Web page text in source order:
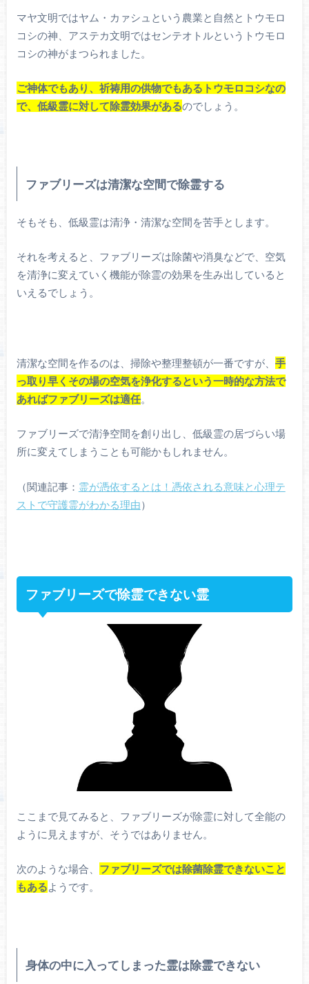
マヤ文明ではヤム・カァシュという農業と自然とトウモロ
コシの神、アステカ文明ではセンテオトルというトウモロ
コシの神がまつられました。
ご神体でもあり、祈祷用の供物でもあるトウモロコシなの
で、低級霊に対して除霊効果があるのでしょう。
ファブリーズは清潔な空間で除霊する
そもそも、低級霊は清浄・清潔な空間を苦手とします。
それを考えると、ファブリーズは除菌や消臭などで、空気
を清浄に変えていく機能が除霊の効果を生み出していると
いえるでしょう。
清潔な空間を作るのは、掃除や整理整頓が一番ですが、 手
っ取り早くその場の空気を浄化するという一時的な方法で
あればファブリーズは適任。
ファブリーズで清浄空間を創り出し、低級霊の居づらい場
所に変えてしまうことも可能かもしれません。
（関連記事： 霊が憑依するとは！憑依される意味と心理テ
ストで守護霊がわかる理由）
ファブリーズで除霊できない霊
ここまで見てみると、ファブリーズが除霊に対して全能の
ように見えますが、そうではありません。
次のような場合、 ファブリーズでは除菌除霊できないこと
もあるようです。
身体の中に入ってしまった霊は除霊できない